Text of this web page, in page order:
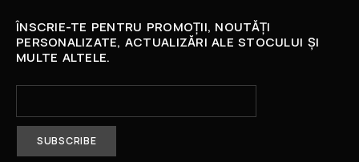
ÎNSCRIE-TE PENTRU PROMOȚII, NOUTĂȚI
PERSONALIZATE, ACTUALIZĂRI ALE STOCULUI ȘI
MULTE ALTELE.